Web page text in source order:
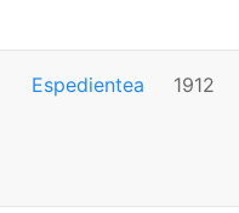
Espedientea 1912